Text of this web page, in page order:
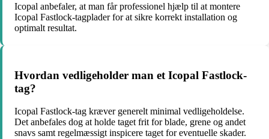
Icopal anbefaler, at man får professionel hjælp til at montere
Icopal Fastlock-tagplader for at sikre korrekt installation og
optimalt resultat.
Hvordan vedligeholder man et Icopal Fastlock-
tag?
Icopal Fastlock-tag kræver generelt minimal vedligeholdelse.
Det anbefales dog at holde taget frit for blade, grene og andet
snavs samt regelmæssigt inspicere taget for eventuelle skader.